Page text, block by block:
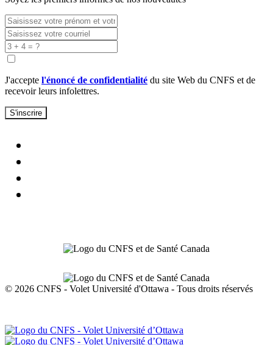
J'accepte l'énoncé de confidentialité du site Web du CNFS et de
recevoir leurs infolettres.
S'inscrire
© 2026 CNFS - Volet Université d'Ottawa - Tous droits réservés